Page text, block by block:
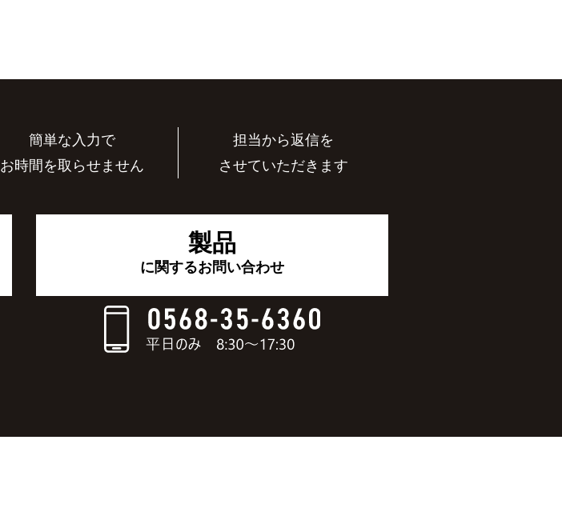
簡単な入力で
お時間を取らせません
担当から返信を
させていただきます
製品
に関するお問い合わせ